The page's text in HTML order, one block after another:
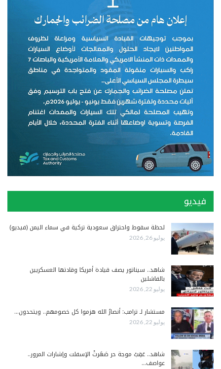
فيديو
لحظة سقوط واحتراق سعودية تركية في سماء اليمن (فيديو)
يوليو 26, 2026
شاهد.. سيناتور يصف قيادة أمريكا وقادتها العسكريين
بالفاشلين
يوليو 22, 2026
مستشار لـ ترامب: أنصارُ الله هزموا كل خصومهم.. ويتحدون…
يوليو 22, 2026
شاهد.. عَقِبْ موجة حر صَهَرتْ الإسفلت وإشارات المرور..
عواصف…